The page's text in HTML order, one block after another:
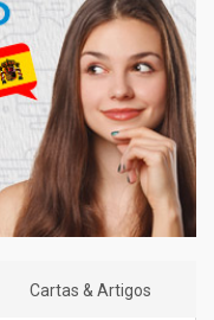
Cartas & Artigos